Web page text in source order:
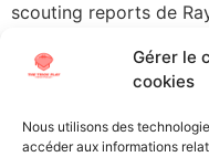
Gérer le
cookies
Nous utilisons des
accéder aux informations
scouting reports de
risque de […]